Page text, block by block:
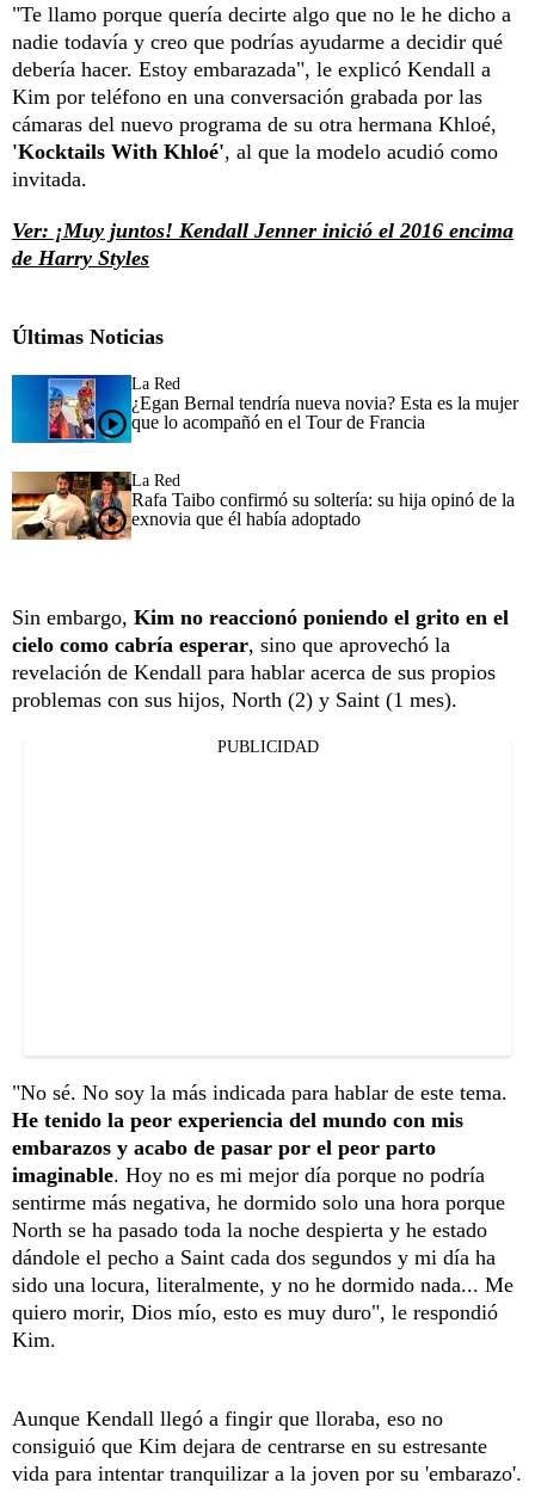
"Te llamo porque quería decirte algo que no le he dicho a
nadie todavía y creo que podrías ayudarme a decidir qué
debería hacer. Estoy embarazada", le explicó Kendall a
Kim por teléfono en una conversación grabada por las
cámaras del nuevo programa de su otra hermana Khloé,
'Kocktails With Khloé', al que la modelo acudió como
invitada.
Ver: ¡Muy juntos! Kendall Jenner inició el 2016 encima
de Harry Styles
Últimas Noticias
La Red
¿Egan Bernal tendría nueva novia? Esta es la mujer
que lo acompañó en el Tour de Francia
La Red
Rafa Taibo confirmó su soltería: su hija opinó de la
exnovia que él había adoptado
Sin embargo, Kim no reaccionó poniendo el grito en el
cielo como cabría esperar, sino que aprovechó la
revelación de Kendall para hablar acerca de sus propios
problemas con sus hijos, North (2) y Saint (1 mes).
PUBLICIDAD
"No sé. No soy la más indicada para hablar de este tema.
He tenido la peor experiencia del mundo con mis
embarazos y acabo de pasar por el peor parto
imaginable. Hoy no es mi mejor día porque no podría
sentirme más negativa, he dormido solo una hora porque
North se ha pasado toda la noche despierta y he estado
dándole el pecho a Saint cada dos segundos y mi día ha
sido una locura, literalmente, y no he dormido nada... Me
quiero morir, Dios mío, esto es muy duro", le respondió
Kim.
Aunque Kendall llegó a fingir que lloraba, eso no
consiguió que Kim dejara de centrarse en su estresante
vida para intentar tranquilizar a la joven por su 'embarazo'.